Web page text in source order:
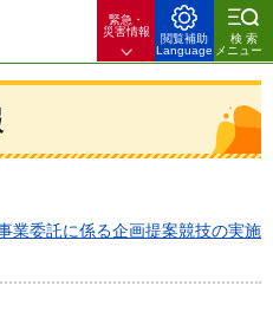
緊急・
災害情報
閲覧補助
Language
検索
メニュー
業委託に係る企画提案競技の実施